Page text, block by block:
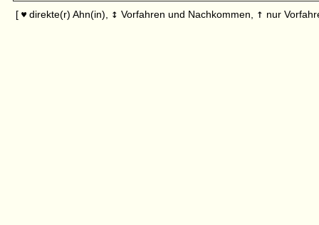
[ ♥ direkte(r) Ahn(in), ↕ Vorfahren und Nachkommen, ↑ nur